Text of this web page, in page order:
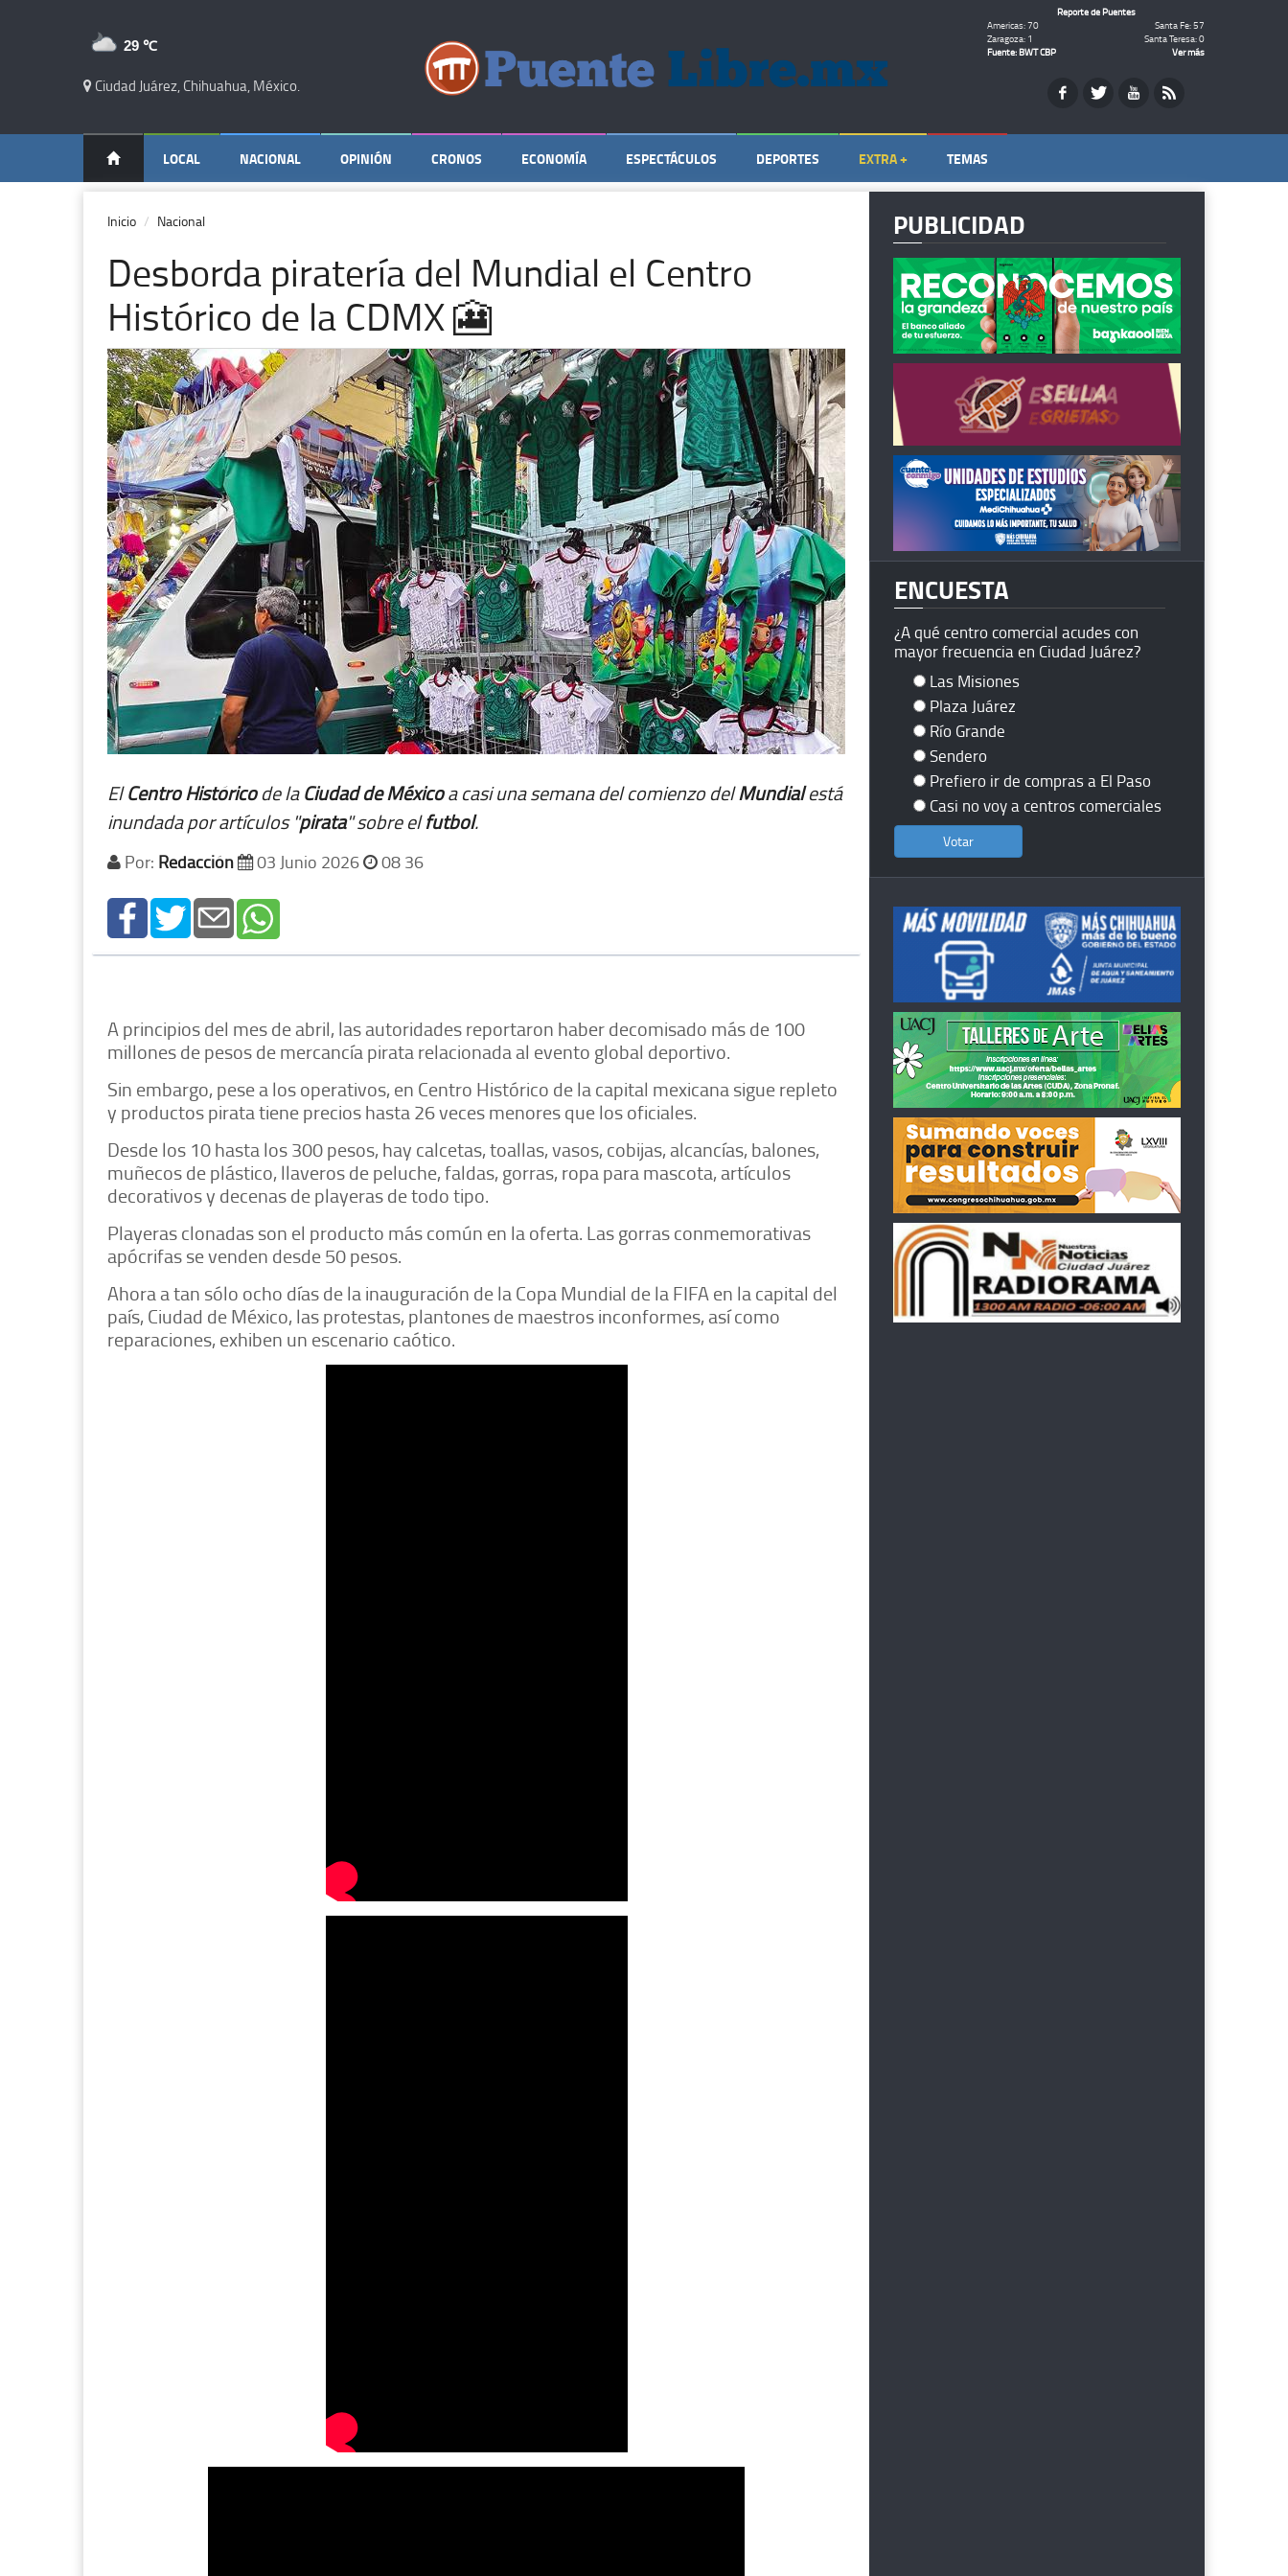
29 ℃
Ciudad Juárez, Chihuahua, México.
Reporte de Puentes
Americas: 70
Santa Fe: 57
Zaragoza: 1
Santa Teresa: 0
Fuente: BWT CBP
Ver más
LOCAL NACIONAL OPINIÓN CRONOS ECONOMÍA ESPECTÁCULOS DEPORTES EXTRA + TEMAS
Inicio Nacional
Desborda piratería del Mundial el Centro
Histórico de la CDMX 🎦
ElCentro Históricode laCiudad de Méxicoa casi una semana del comienzo delMundialestá
inundada por artículos "pirata" sobre elfutbol.
Por: Redacción 03 Junio 2026 08 36
A principios del mes de abril, las autoridades reportaron haber decomisado más de 100
millones de pesos de mercancía pirata relacionada al evento global deportivo.
Sin embargo, pese a los operativos, en Centro Histórico de la capital mexicana sigue repleto
y productos pirata tiene precios hasta 26 veces menores que los oficiales.
Desde los 10 hasta los 300 pesos, hay calcetas, toallas, vasos, cobijas, alcancías, balones,
muñecos de plástico, llaveros de peluche, faldas, gorras, ropa para mascota, artículos
decorativos y decenas de playeras de todo tipo.
Playeras clonadas son el producto más común en la oferta. Las gorras conmemorativas
apócrifas se venden desde 50 pesos.
Ahora a tan sólo ocho días de la inauguración de la Copa Mundial de la FIFA en la capital del
país, Ciudad de México, las protestas, plantones de maestros inconformes, así como
reparaciones, exhiben un escenario caótico.
PUBLICIDAD
ENCUESTA
¿A qué centro comercial acudes con
mayor frecuencia en Ciudad Juárez?
Las Misiones
Plaza Juárez
Río Grande
Sendero
Prefiero ir de compras a El Paso
Casi no voy a centros comerciales